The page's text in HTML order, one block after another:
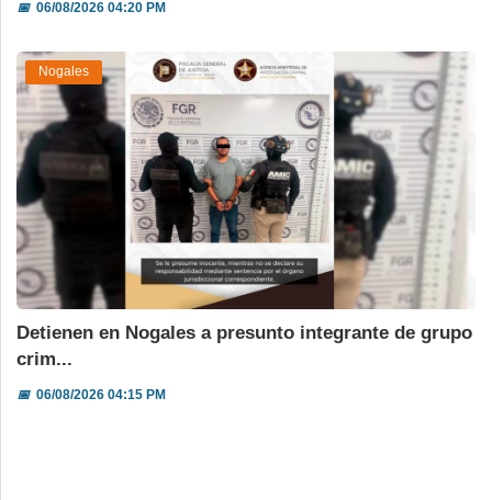
📅06/08/2026 04:20 PM
Nogales
Detienen en Nogales a presunto integrante de grupo
crim...
📅06/08/2026 04:15 PM